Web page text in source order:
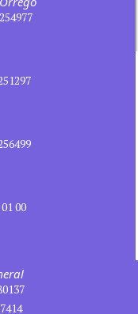
00